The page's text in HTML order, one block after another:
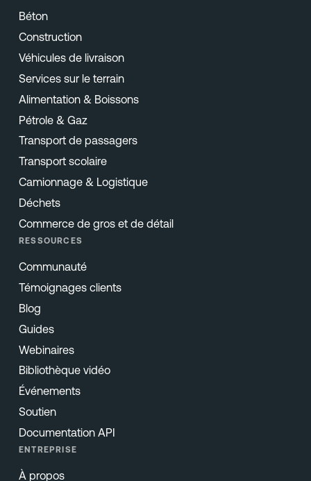
Béton
Construction
Véhicules de livraison
Services sur le terrain
Alimentation & Boissons
Pétrole & Gaz
Transport de passagers
Transport scolaire
Camionnage & Logistique
Déchets
Commerce de gros et de détail
RESSOURCES
Communauté
Témoignages clients
Blog
Guides
Webinaires
Bibliothèque vidéo
Événements
Soutien
Documentation API
ENTREPRISE
À propos